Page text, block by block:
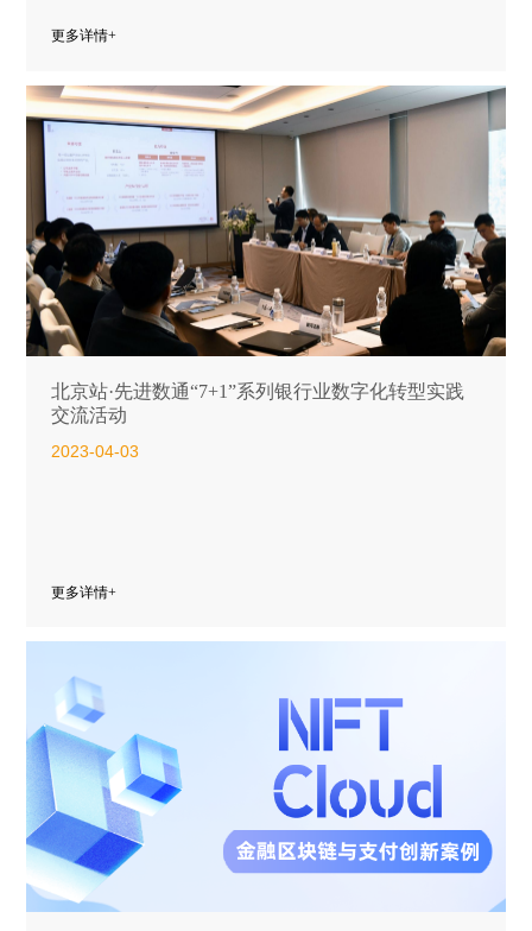
更多详情+
北京站·先进数通“7+1”系列银行业数字化转型实践
交流活动
2023-04-03
更多详情+